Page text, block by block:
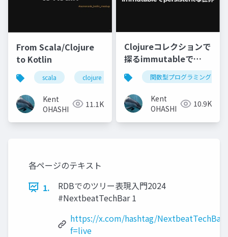
From Scala/Clojure
to Kotlin
scala clojure kotlin 関数型プログラミン
Kent
OHASHI
11.1K
Clojureコレクションで
探るimmutableで
persistentな世界
関数型プログラミング
Kent
OHASHI
10.9K
各ページのテキスト
1.
RDBでのツリー表現入門2024
#NextbeatTechBar 1
https://x.com/hashtag/NextbeatTechBar?
f=live